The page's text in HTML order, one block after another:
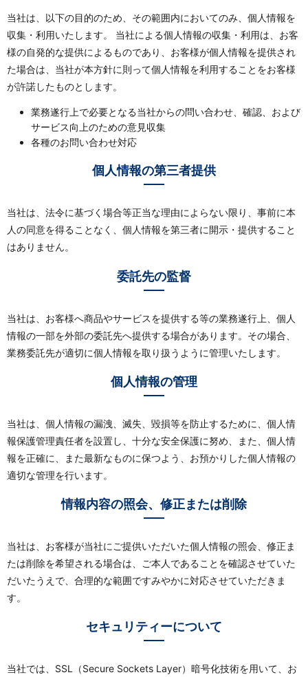
当社は、以下の目的のため、その範囲内においてのみ、個人情報を
収集・利用いたします。 当社による個人情報の収集・利用は、お客
様の自発的な提供によるものであり、お客様が個人情報を提供され
た場合は、当社が本方針に則って個人情報を利用することをお客様
が許諾したものとします。
業務遂行上で必要となる当社からの問い合わせ、確認、および
サービス向上のための意見収集
各種のお問い合わせ対応
個人情報の第三者提供
当社は、法令に基づく場合等正当な理由によらない限り、事前に本
人の同意を得ることなく、個人情報を第三者に開示・提供すること
はありません。
委託先の監督
当社は、お客様へ商品やサービスを提供する等の業務遂行上、個人
情報の一部を外部の委託先へ提供する場合があります。その場合、
業務委託先が適切に個人情報を取り扱うように管理いたします。
個人情報の管理
当社は、個人情報の漏洩、滅失、毀損等を防止するために、個人情
報保護管理責任者を設置し、十分な安全保護に努め、また、個人情
報を正確に、また最新なものに保つよう、お預かりした個人情報の
適切な管理を行います。
情報内容の照会、修正または削除
当社は、お客様が当社にご提供いただいた個人情報の照会、修正ま
たは削除を希望される場合は、ご本人であることを確認させていた
だいたうえで、合理的な範囲ですみやかに対応させていただきま
す。
セキュリティーについて
当社では、SSL（Secure Sockets Layer）暗号化技術を用いて、お